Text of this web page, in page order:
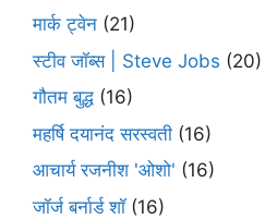
मार्क ट्वेन (21)
स्टीव जॉब्स | Steve Jobs (20)
गौतम बुद्ध (16)
महर्षि दयानंद सरस्वती (16)
आचार्य रजनीश 'ओशो' (16)
जॉर्ज बर्नार्ड शॉ(16)